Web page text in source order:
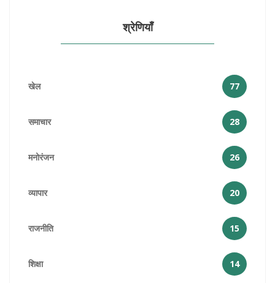
श्रेणियाँ
खेल 77
समाचार 28
मनोरंजन 26
व्यापार 20
राजनीति 15
शिक्षा 14